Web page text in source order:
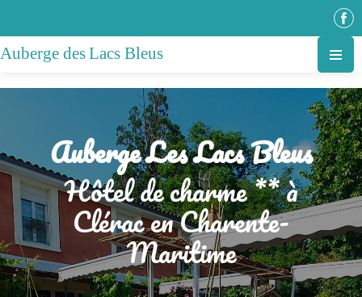
AUBERGE LES
LACS BLEUS
Hôtel de charme ** à
Clérac en Charente-
Maritime